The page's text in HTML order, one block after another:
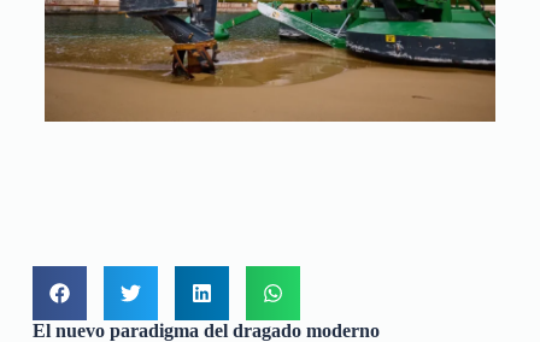
El nuevo paradigma del dragado moderno